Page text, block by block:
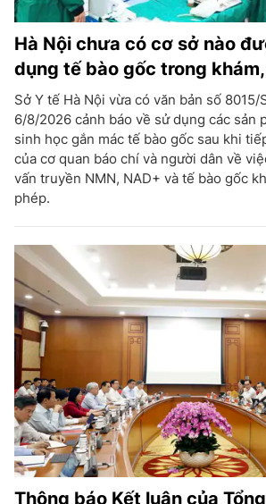
Hà Nội chưa có cơ sở nào
dụng tế bào gốc trong
Sở Y tế Hà Nội vừa có văn bản số 8015/
6/8/2026 cảnh báo về sử dụng các sản
sinh học gắn mác tế bào gốc sau khi
của cơ quan báo chí và người dân về
vấn truyền NMN, NAD+ và tế bào gốc
phép.
Thông báo Kết luận của